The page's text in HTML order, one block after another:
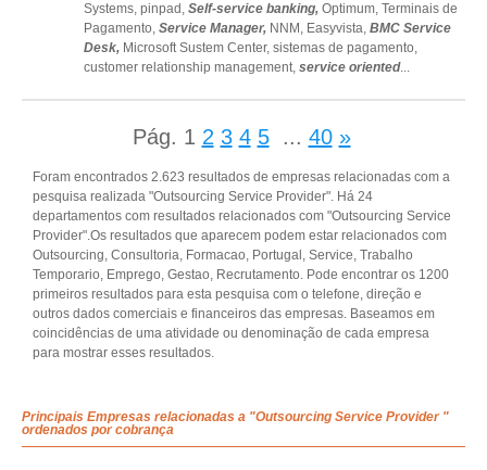
Systems, pinpad, Self-service banking, Optimum, Terminais de
Pagamento, Service Manager, NNM, Easyvista, BMC Service
Desk, Microsoft Sustem Center, sistemas de pagamento,
customer relationship management, service oriented...
Pág. 1 2 3 4 5 ... 40 »
Foram encontrados 2.623 resultados de empresas relacionadas com a
pesquisa realizada "Outsourcing Service Provider". Há 24
departamentos com resultados relacionados com "Outsourcing Service
Provider".Os resultados que aparecem podem estar relacionados com
Outsourcing, Consultoria, Formacao, Portugal, Service, Trabalho
Temporario, Emprego, Gestao, Recrutamento. Pode encontrar os 1200
primeiros resultados para esta pesquisa com o telefone, direção e
outros dados comerciais e financeiros das empresas. Baseamos em
coincidências de uma atividade ou denominação de cada empresa
para mostrar esses resultados.
Principais Empresas relacionadas a "Outsourcing Service Provider "
ordenados por cobrança